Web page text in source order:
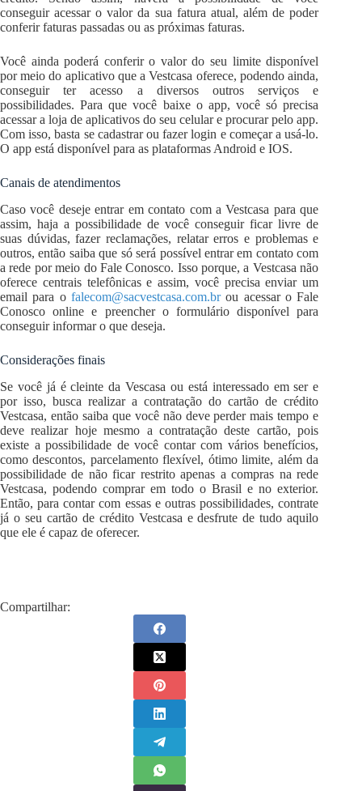
conseguir acessar o valor da sua fatura atual, além de poder
conferir faturas passadas ou as próximas faturas.
Você ainda poderá conferir o valor do seu limite disponível
por meio do aplicativo que a Vestcasa oferece, podendo ainda,
conseguir ter acesso a diversos outros serviços e
possibilidades. Para que você baixe o app, você só precisa
acessar a loja de aplicativos do seu celular e procurar pelo app.
Com isso, basta se cadastrar ou fazer login e começar a usá-lo.
O app está disponível para as plataformas Android e IOS.
Canais de atendimentos
Caso você deseje entrar em contato com a Vestcasa para que
assim, haja a possibilidade de você conseguir ficar livre de
suas dúvidas, fazer reclamações, relatar erros e problemas e
outros, então saiba que só será possível entrar em contato com
a rede por meio do Fale Conosco. Isso porque, a Vestcasa não
oferece centrais telefônicas e assim, você precisa enviar um
email para o falecom@sacvestcasa.com.brou acessar o Fale
Conosco online e preencher o formulário disponível para
conseguir informar o que deseja.
Considerações finais
Se você já é cleinte da Vescasa ou está interessado em ser e
por isso, busca realizar a contratação do cartão de crédito
Vestcasa, então saiba que você não deve perder mais tempo e
deve realizar hoje mesmo a contratação deste cartão, pois
existe a possibilidade de você contar com vários benefícios,
como descontos, parcelamento flexível, ótimo limite, além da
possibilidade de não ficar restrito apenas a compras na rede
Vestcasa, podendo comprar em todo o Brasil e no exterior.
Então, para contar com essas e outras possibilidades, contrate
já o seu cartão de crédito Vestcasa e desfrute de tudo aquilo
que ele é capaz de oferecer.
Compartilhar: